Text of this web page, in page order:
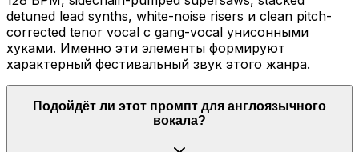
detuned lead synths, white-noise risers и clean pitch-
corrected tenor vocal с gang-vocal унисонными
хуками. Именно эти элементы формируют
характерный фестивальный звук этого жанра.
Подойдёт ли этот промпт для англоязычного
вокала?